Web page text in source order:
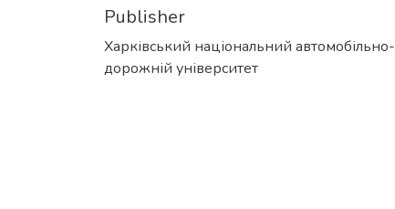
Publisher
Харківський національний автомобільно-
дорожній університет